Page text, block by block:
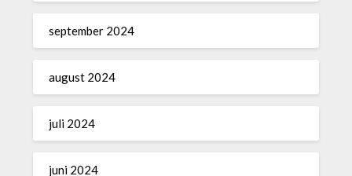
september 2024
august 2024
juli 2024
juni 2024